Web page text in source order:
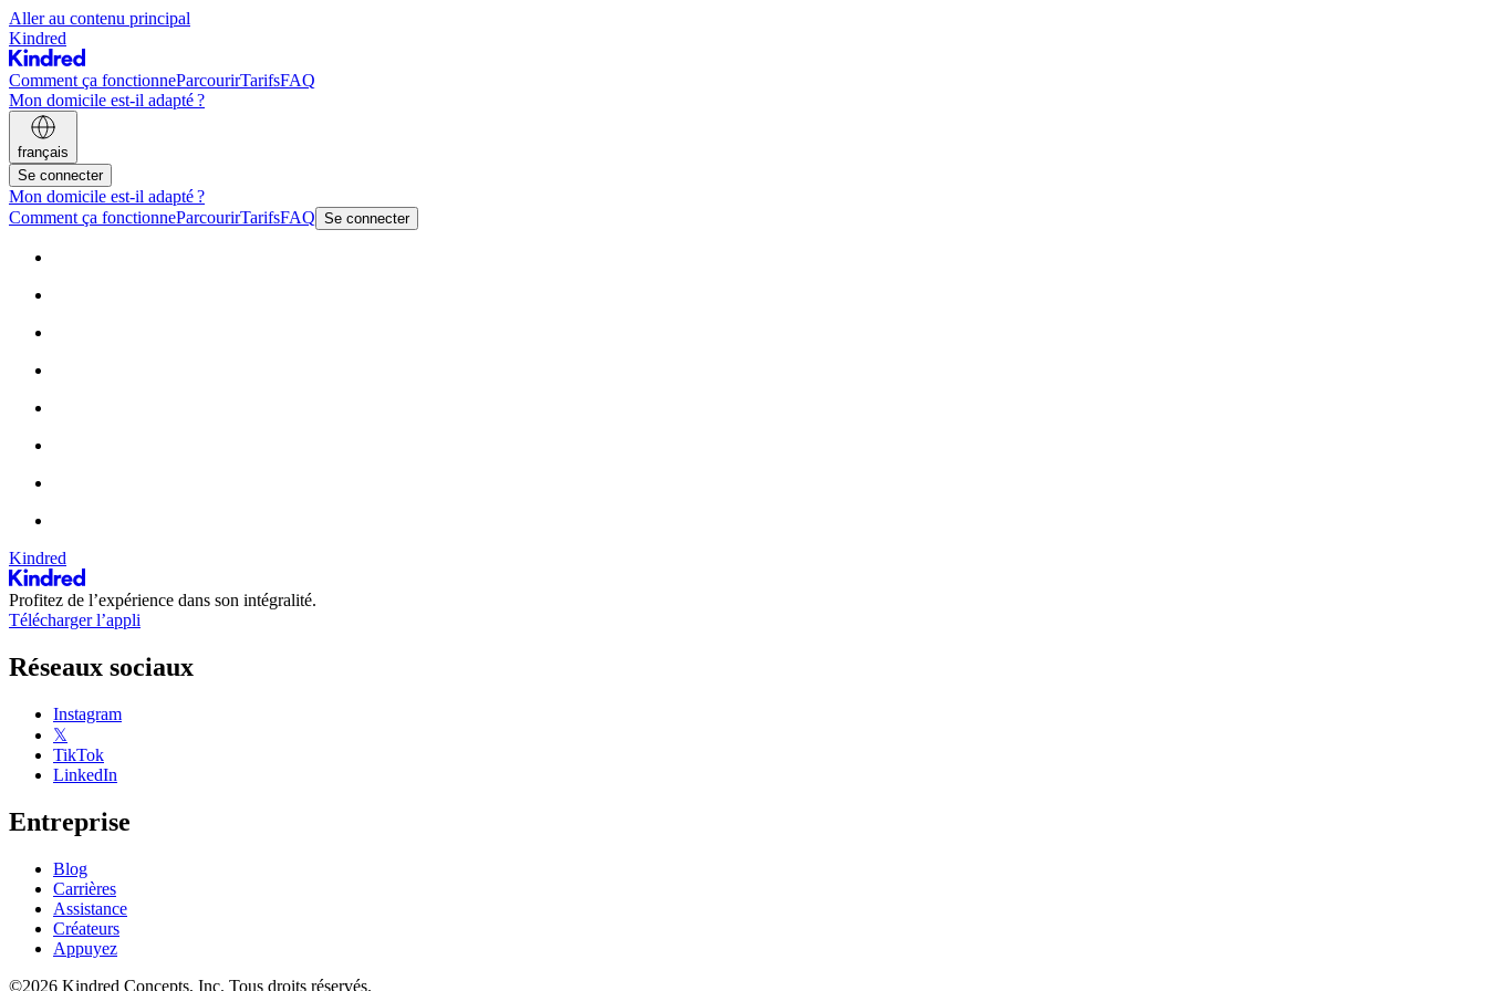
Aller au contenu principal
Kindred
Comment ça fonctionneParcourirTarifsFAQ
Mon domicile est-il adapté ?
français
Se connecter
Mon domicile est-il adapté ?
Comment ça fonctionneParcourirTarifsFAQ Se connecter
Kindred
Profitez de l’expérience dans son intégralité.
Télécharger l’appli
Réseaux sociaux
Instagram
𝕏
TikTok
LinkedIn
Entreprise
Blog
Carrières
Assistance
Créateurs
Appuyez
©2026 Kindred Concepts, Inc. Tous droits réservés.